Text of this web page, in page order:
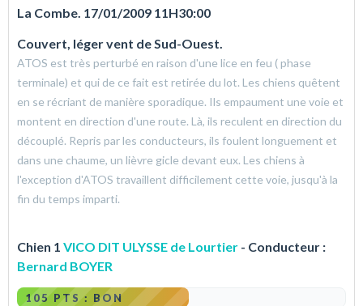
La Combe. 17/01/2009 11H30:00
Couvert, léger vent de Sud-Ouest.
ATOS est très perturbé en raison d'une lice en feu ( phase
terminale) et qui de ce fait est retirée du lot. Les chiens quêtent
en se récriant de manière sporadique. Ils empaument une voie et
montent en direction d'une route. Là, ils reculent en direction du
découplé. Repris par les conducteurs, ils foulent longuement et
dans une chaume, un lièvre gicle devant eux. Les chiens à
l'exception d'ATOS travaillent difficilement cette voie, jusqu'à la
fin du temps imparti.
Chien 1 VICO DIT ULYSSE de Lourtier - Conducteur :
Bernard BOYER
105 PTS : BON